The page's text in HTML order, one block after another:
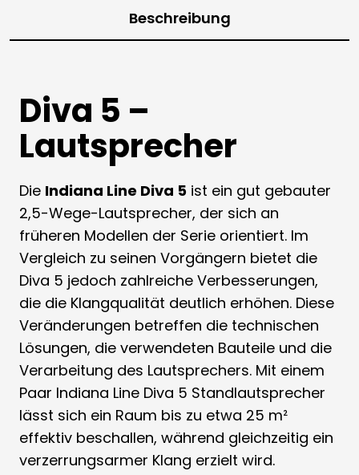
Beschreibung
Diva 5 –
Lautsprecher
Die Indiana Line Diva 5 ist ein gut gebauter
2,5-Wege-Lautsprecher, der sich an
früheren Modellen der Serie orientiert. Im
Vergleich zu seinen Vorgängern bietet die
Diva 5 jedoch zahlreiche Verbesserungen,
die die Klangqualität deutlich erhöhen. Diese
Veränderungen betreffen die technischen
Lösungen, die verwendeten Bauteile und die
Verarbeitung des Lautsprechers. Mit einem
Paar Indiana Line Diva 5 Standlautsprecher
lässt sich ein Raum bis zu etwa 25 m²
effektiv beschallen, während gleichzeitig ein
verzerrungsarmer Klang erzielt wird.